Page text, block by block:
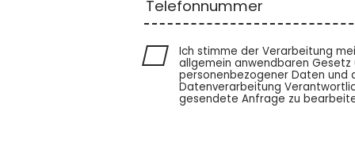
Telefonnummer
Ich stimme der Verarbeitung
allgemein anwendbaren
personenbezogener Daten und
Datenverarbeitung
gesendete Anfrage zu